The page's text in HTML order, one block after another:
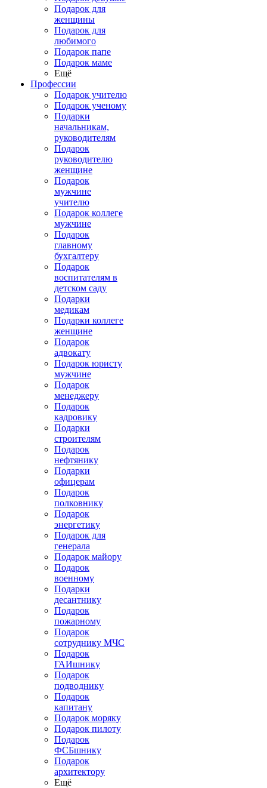
Подарок для
женщины
Подарок для
любимого
Подарок папе
Подарок маме
Ещё
Профессии
Подарок учителю
Подарок ученому
Подарки
начальникам,
руководителям
Подарок
руководителю
женщине
Подарок
мужчине
учителю
Подарок коллеге
мужчине
Подарок
главному
бухгалтеру
Подарок
воспитателям в
детском саду
Подарки
медикам
Подарки коллеге
женщине
Подарок
адвокату
Подарок юристу
мужчине
Подарок
менеджеру
Подарок
кадровику
Подарки
строителям
Подарок
нефтянику
Подарки
офицерам
Подарок
полковнику
Подарок
энергетику
Подарок для
генерала
Подарок майору
Подарок
военному
Подарки
десантнику
Подарок
пожарному
Подарок
сотруднику МЧС
Подарок
ГАИшнику
Подарок
подводнику
Подарок
капитану
Подарок моряку
Подарок пилоту
Подарок
ФСБшнику
Подарок
архитектору
Ещё